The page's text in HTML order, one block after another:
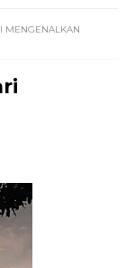
MENGENALKAN